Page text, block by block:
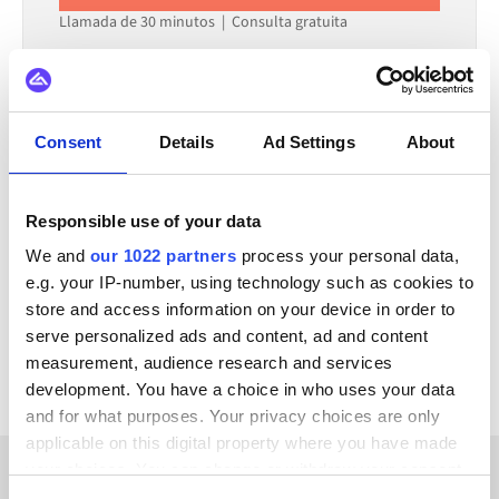
Consent Details Ad Settings About
Responsible use of your data
We and our 1022 partners process your personal data,
e.g. your IP-number, using technology such as cookies to
store and access information on your device in order to
serve personalized ads and content, ad and content
measurement, audience research and services
development. You have a choice in who uses your data
and for what purposes. Your privacy choices are only
applicable on this digital property where you have made
Llamada de 30 minutos | Consulta gratuita
TAMBIÉN SE INTEGRA CON
GS1 Microsoft Dynamics 365 F&O
Occtoo
Klarna
Ver todas las integraciones de Adobe Commerce
Cloud